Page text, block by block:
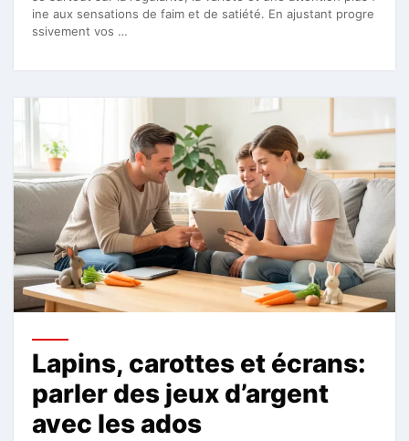
ine aux sensations de faim et de satiété. En ajustant progre
ssivement vos …
Lapins, carottes et écrans:
parler des jeux d’argent
avec les ados